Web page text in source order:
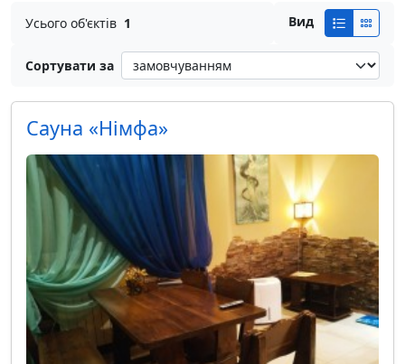
Усього об'єктів 1 Вид
Сортувати за
Сауна «Німфа»